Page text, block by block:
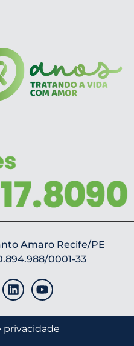
Amaro Recife/PE
0001-33
privacidade